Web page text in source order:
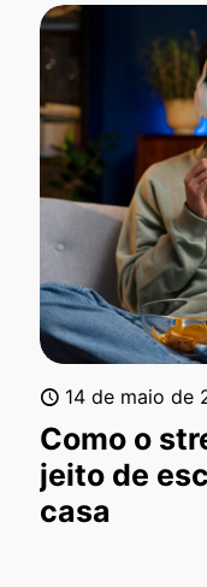
14 de maio de
Como o
jeito de
casa